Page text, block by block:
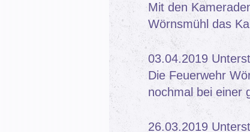
Mit den
Wörnsmühl das
03.04.2019
Die Feuerwehr
nochmal bei einer
26.03.2019